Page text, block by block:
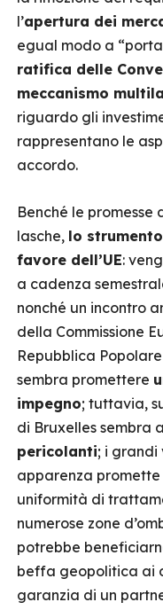
l’apertura dei
egual modo a
ratifica delle
meccanismo
riguardo gli
rappresentano le
accordo.
Benché le
lasche, lo
favore dell’UE:
a cadenza
nonché un incontro
della Commissione
Repubblica
sembra promettere
impegno; tuttavia,
di Bruxelles sembra
pericolanti; i grandi
apparenza
uniformità di
numerose zone
potrebbe
beffa geopolitica ai
garanzia di un